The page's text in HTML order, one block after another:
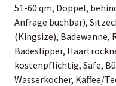
51-60 qm, Doppel,
Anfrage buchbar),
(Kingsize), Badewanne,
Badeslipper,
kostenpflichtig, Safe,
Wasserkocher, Kaffee/